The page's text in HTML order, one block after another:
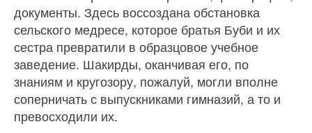
документы. Здесь воссоздана обстановка
сельского медресе, которое братья Буби и их
сестра превратили в образцовое учебное
заведение. Шакирды, оканчивая его, по
знаниям и кругозору, пожалуй, могли вполне
соперничать с выпускниками гимназий, а то и
превосходили их.